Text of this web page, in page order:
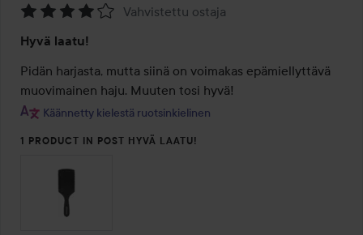
4
/
5
Vahvistettu ostaja
Hyvä laatu!
Pidän harjasta, mutta siinä on voimakas epämiellyttävä
muovimainen haju. Muuten tosi hyvä!
Käännetty kielestä ruotsinkielinen
1 PRODUCT IN POST HYVÄ LAATU!